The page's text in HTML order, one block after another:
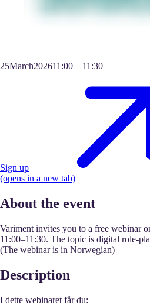
25March202611:00 – 11:30
Sign up
(opens in a new tab)
About the event
Variment invites you to a free webinar
11:00–11:30. The topic is digital role-
(The webinar is in Norwegian)
Description
I dette webinaret får du: